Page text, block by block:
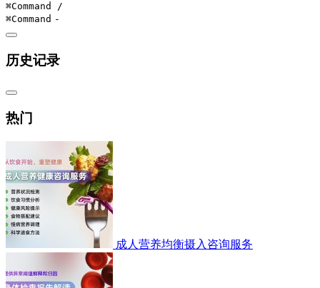
⌘Command /
⌘Command -
历史记录
热门
成人营养均衡摄入咨询服务